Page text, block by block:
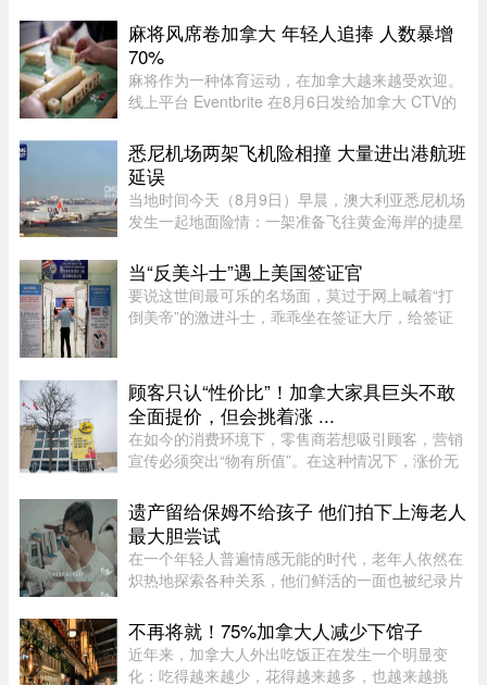
认，当天形成的是一场EF0级龙卷风。报告指出，
这场龙卷风是在一个弱超级单体 ...
麻将风席卷加拿大 年轻人追捧 人数暴增
70%
麻将作为一种体育运动，在加拿大越来越受欢迎。
线上平台 Eventbrite 在8月6日发给加拿大 CTV的
的数量同比增长了 5%，而参与人数增长了 70% 以
上。 ... ...
悉尼机场两架飞机险相撞 大量进出港航班
延误
当地时间今天（8月9日）早晨，澳大利亚悉尼机场
发生一起地面险情：一架准备飞往黄金海岸的捷星
塔尔航空客机险些发生碰撞，两机一度相距仅数
米。捷星客机飞行员发现情况 ...
当“反美斗士”遇上美国签证官
要说这世间最可乐的名场面，莫过于网上喊着“打
倒美帝”的激进斗士，乖乖坐在签证大厅，给签证
美狠话少了许多，火药味也 ...
顾客只认“性价比”！加拿大家具巨头不敢
全面提价，但会挑着涨 ...
在如今的消费环境下，零售商若想吸引顾客，营销
宣传必须突出“物有所值”。在这种情况下，涨价无
持续挤压利润空间，Leon’s Furniture Ltd.（LNF-
T）的管理层表示，公 ...
遗产留给保姆不给孩子 他们拍下上海老人
最大胆尝试
在一个年轻人普遍情感无能的时代，老年人依然在
炽热地探索各种关系，他们鲜活的一面也被纪录片
配和情感纠纷片段，《前浪》系列在做的其实是激
发大众重新审视每个人都将 ...
不再将就！75%加拿大人减少下馆子
近年来，加拿大人外出吃饭正在发生一个明显变
化：吃得越来越少，花得越来越多，也越来越挑